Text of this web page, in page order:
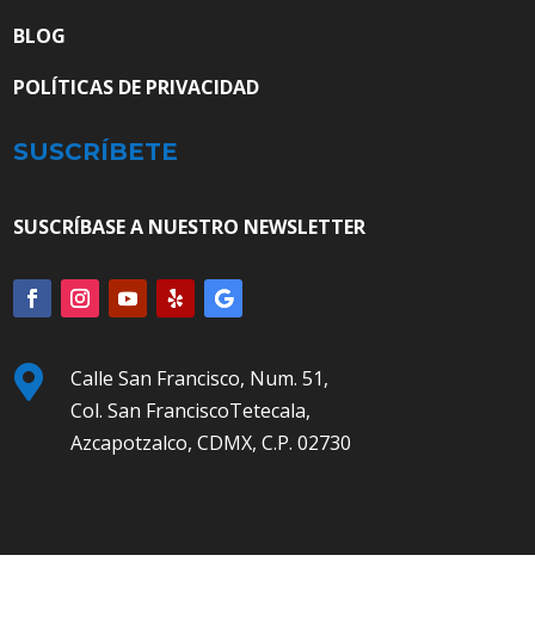
BLOG
POLÍTICAS DE PRIVACIDAD
SUSCRÍBETE
SUSCRÍBASE A NUESTRO NEWSLETTER

Calle San Francisco, Num. 51,
Col. San FranciscoTetecala,
Azcapotzalco, CDMX, C.P. 02730